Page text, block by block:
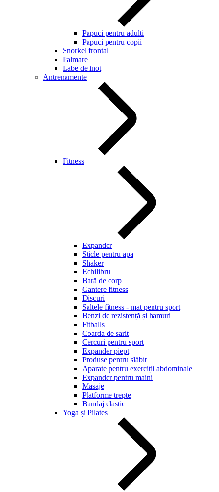
Papuci pentru adulti
Papuci pentru copii
Snorkel frontal
Palmare
Labe de inot
Antrenamente
Fitness
Expander
Sticle pentru apa
Shaker
Echilibru
Bară de corp
Gantere fitness
Discuri
Saltele fitness - mat pentru sport
Benzi de rezistență și hamuri
Fitballs
Coarda de sarit
Cercuri pentru sport
Expander piept
Produse pentru slăbit
Aparate pentru exerciții abdominale
Expander pentru maini
Masaje
Platforme trepte
Bandaj elastic
Yoga și Pilates